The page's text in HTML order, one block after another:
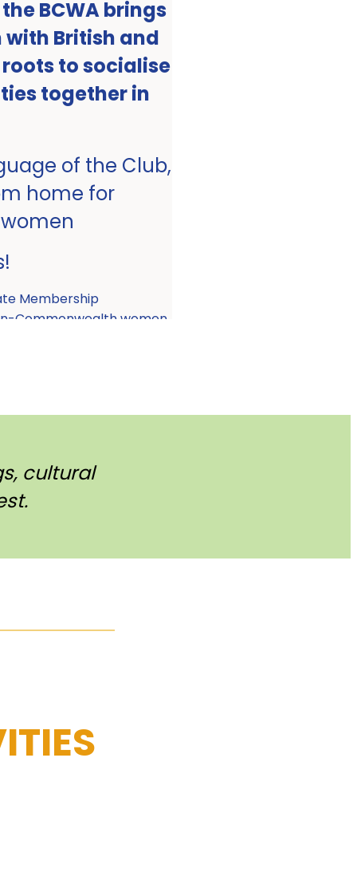
BCWA brings
British and
to socialise
together in
of the Club,
home for
Membership
Commonwealth women.
cultural